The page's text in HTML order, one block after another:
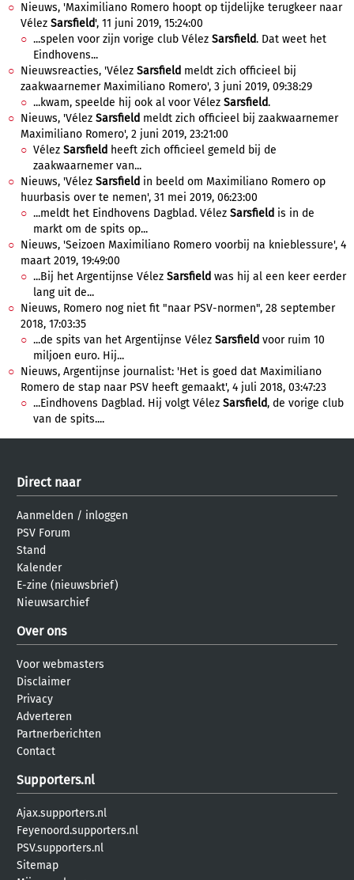
Nieuws, 'Maximiliano Romero hoopt op tijdelijke terugkeer naar
Vélez Sarsfield', 11 juni 2019, 15:24:00
...spelen voor zijn vorige club Vélez Sarsfield. Dat weet het
Eindhovens...
Nieuwsreacties, 'Vélez Sarsfield meldt zich officieel bij
zaakwaarnemer Maximiliano Romero', 3 juni 2019, 09:38:29
...kwam, speelde hij ook al voor Vélez Sarsfield.
Nieuws, 'Vélez Sarsfield meldt zich officieel bij zaakwaarnemer
Maximiliano Romero', 2 juni 2019, 23:21:00
Vélez Sarsfield heeft zich officieel gemeld bij de
zaakwaarnemer van...
Nieuws, 'Vélez Sarsfield in beeld om Maximiliano Romero op
huurbasis over te nemen', 31 mei 2019, 06:23:00
...meldt het Eindhovens Dagblad. Vélez Sarsfield is in de
markt om de spits op...
Nieuws, 'Seizoen Maximiliano Romero voorbij na knieblessure', 4
maart 2019, 19:49:00
...Bij het Argentijnse Vélez Sarsfield was hij al een keer eerder
lang uit de...
Nieuws, Romero nog niet fit "naar PSV-normen", 28 september
2018, 17:03:35
...de spits van het Argentijnse Vélez Sarsfield voor ruim 10
miljoen euro. Hij...
Nieuws, Argentijnse journalist: 'Het is goed dat Maximiliano
Romero de stap naar PSV heeft gemaakt', 4 juli 2018, 03:47:23
...Eindhovens Dagblad. Hij volgt Vélez Sarsfield, de vorige club
van de spits....
Direct naar
Aanmelden / inloggen
PSV Forum
Stand
Kalender
E-zine (nieuwsbrief)
Nieuwsarchief
Over ons
Voor webmasters
Disclaimer
Privacy
Adverteren
Partnerberichten
Contact
Supporters.nl
Ajax.supporters.nl
Feyenoord.supporters.nl
PSV.supporters.nl
Sitemap